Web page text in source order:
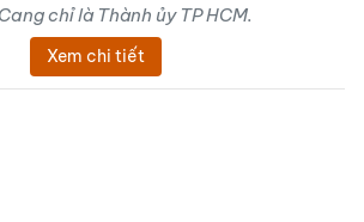
chỉ là Thành ủy TP HCM.
Xem chi tiết